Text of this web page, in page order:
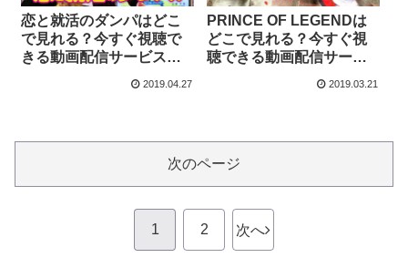
恋と就活のダンパはどこ
で見れる？今すぐ視聴で
きる動画配信サービスを
2019.04.27
PRINCE OF LEGENDは
どこで見れる？今すぐ視
聴できる動画配信サービ
2019.03.21
次のページ
1 2 次へ